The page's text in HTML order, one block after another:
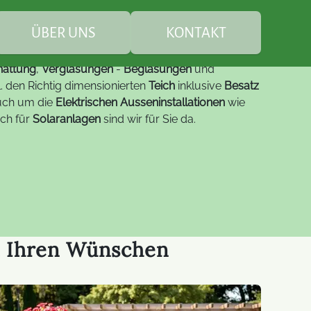
Teichbesatz
Teichfische
individuelle
nachhaltige Gartenpflege
Leistungen
Spezial-LED-Displays
LED-Lösungen
Moderne
Module
ÜBER UNS KONTAKT
,Verglasungen-Beglasungenund
den Richtig dimensionierten Teich inklusive Besatz
um die Elektrischen Ausseninstallationen wie
für Solaranlagen sind wir für Sie da.
Wünschen